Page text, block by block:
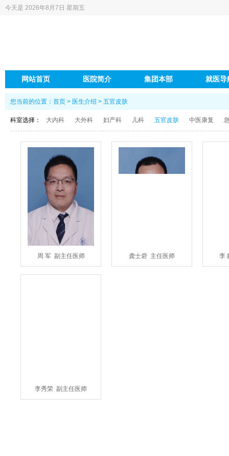
今天是 2026年8月7日 星期五
网站首页 医院简介 集团本部 就医导
您当前的位置： 首页 > 医生介绍 > 五官皮肤
科室选择： 大内科 大外科 妇产科 儿科 五官皮肤 中医康复
周 军 副主任医师 龚士砦 主任医师 李
李秀荣 副主任医师